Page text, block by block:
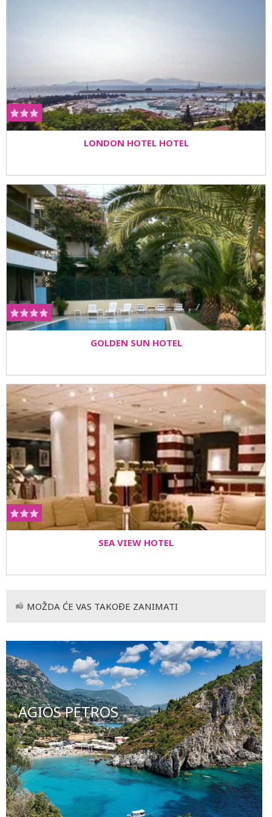
LONDON HOTEL HOTEL
GOLDEN SUN HOTEL
SEA VIEW HOTEL
MOŽDA ĆE VAS TAKOĐE ZANIMATI
AGIOS PETROS